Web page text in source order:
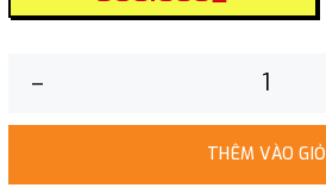
–
THÊM VÀO GIỎ